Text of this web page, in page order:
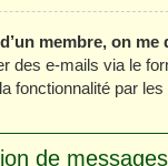
membre, on me
des e-mails via le
fonctionnalité par
de messages